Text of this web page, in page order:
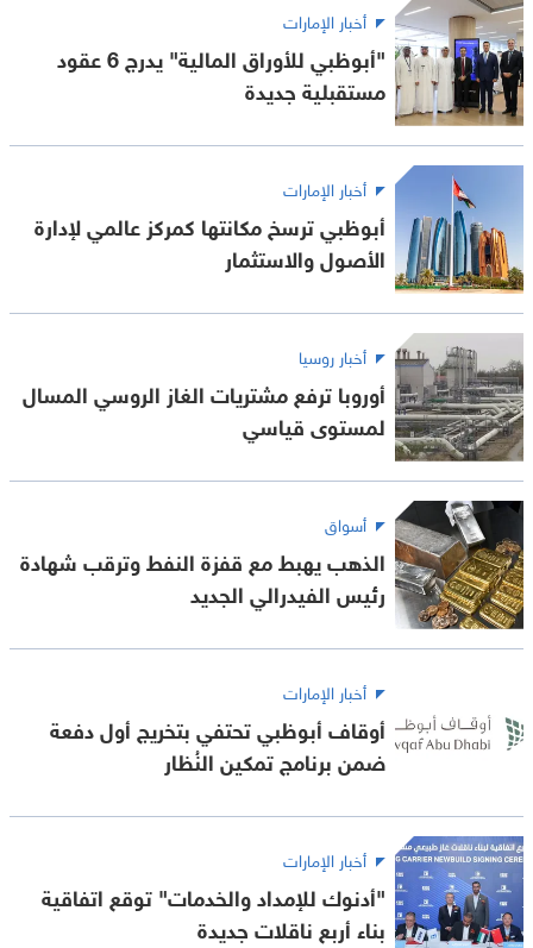
أخبار الإمارات
"أبوظبي للأوراق المالية" يدرج 6 عقود
مستقبلية جديدة
أخبار الإمارات
أبوظبي ترسخ مكانتها كمركز عالمي لإدارة
الأصول والاستثمار
أخبار روسيا
أوروبا ترفع مشتريات الغاز الروسي المسال
لمستوى قياسي
أسواق
الذهب يهبط مع قفزة النفط وترقب شهادة
رئيس الفيدرالي الجديد
أخبار الإمارات
أوقاف أبوظبي تحتفي بتخريج أول دفعة
ضمن برنامج تمكين النُظار
أخبار الإمارات
"أدنوك للإمداد والخدمات" توقع اتفاقية
بناء أربع ناقلات جديدة